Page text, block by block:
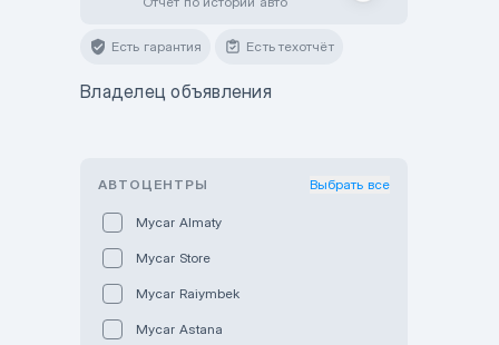
Есть гарантия Есть техотчёт
Владелец объявления
АВТОЦЕНТРЫ Выбрать все
Mycar Almaty
Mycar Store
Mycar Raiymbek
Mycar Astana